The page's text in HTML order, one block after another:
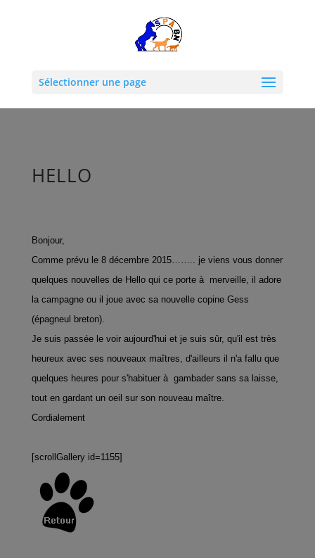
Sélectionner une page
HELLO
Bonjour,
Comme prévu le 8 décembre 2015…….. je viens vous donner
quelques nouvelles de Hello qui ce porte à merveille, il adore
la campagne ou il joue avec sa nouvelle copine Gess
(épagneul breton).
Je suis passée le voir aujourd'hui et je suis sûr, qu'il est très
heureux avec ses nouveaux maîtres, d'ailleurs il n'a fallu que
quelques heures pour s'habituer à gambader sans sa laisse,
tout en gardant un oeil sur son nouveau maître.
Cordialement
[scrollGallery id=1155]